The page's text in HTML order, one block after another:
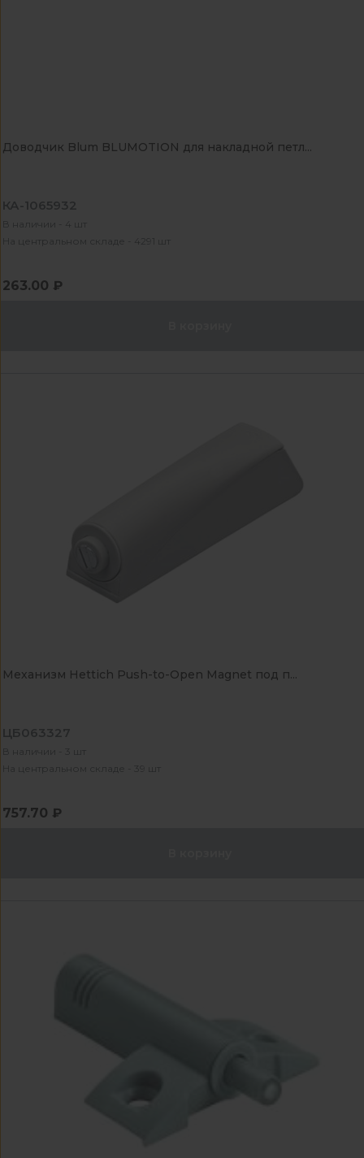
Доводчик Blum BLUMOTION для накладной петл...
КА-1065932
В наличии - 4 шт
На центральном складе - 4291 шт
263.00 ₽
Механизм Hettich Push-to-Open Magnet под п...
ЦБ063327
В наличии - 3 шт
На центральном складе - 39 шт
757.70 ₽